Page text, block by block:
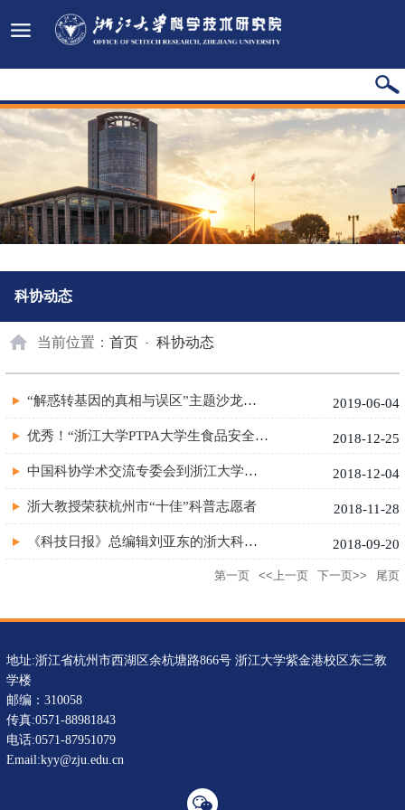
科协动态
当前位置： 首页 科协动态
“解惑转基因的真相与误区”主题沙龙成功举办 2019-06-04
优秀！“浙江大学PTPA大学生食品安全科普公益社会实践活动”荣获... 2018-12-25
中国科协学术交流专委会到浙江大学开展专题调研 2018-12-04
浙大教授荣获杭州市“十佳”科普志愿者 2018-11-28
《科技日报》总编辑刘亚东的浙大科普讲座 2018-09-20
第一页 <<上一页 下一页>> 尾页
地址:浙江省杭州市西湖区余杭塘路866号 浙江大学紫金港校区东三教
学楼
邮编：310058
传真:0571-88981843
电话:0571-87951079
Email:kyy@zju.edu.cn